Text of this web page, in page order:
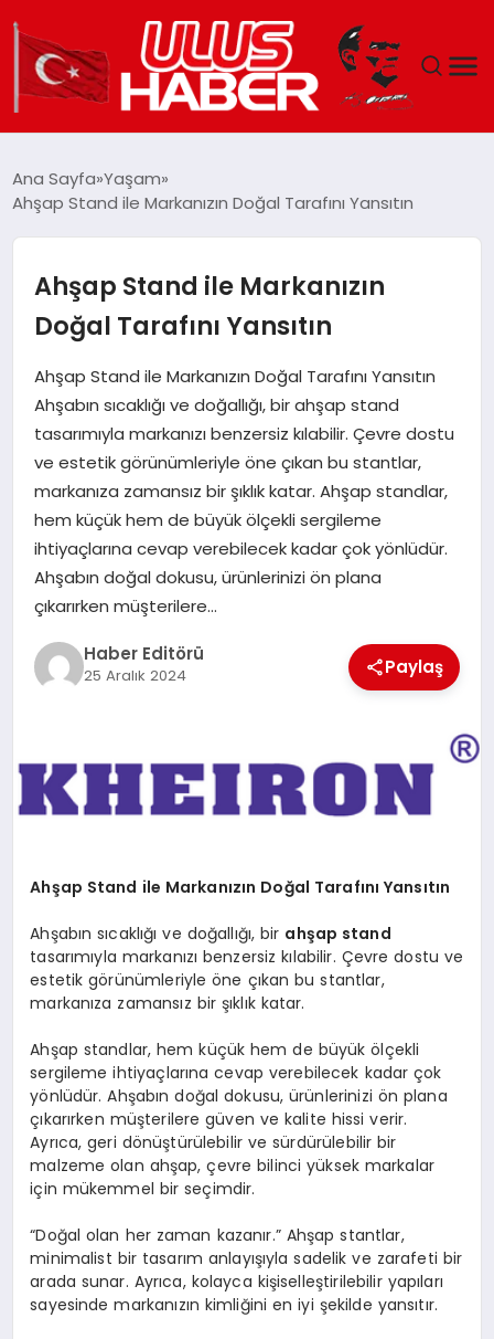
DÜNYA
EKONOMI
SIYASET
TEKNOLOJI
SPOR
YAŞAM
Ana Sayfa Yaşam
Ahşap Stand ile Markanızın Doğal Tarafını Yansıtın
Ahşap Stand ile Markanızın
Doğal Tarafını Yansıtın
Ahşap Stand ile Markanızın Doğal Tarafını Yansıtın
Ahşabın sıcaklığı ve doğallığı, bir ahşap stand
tasarımıyla markanızı benzersiz kılabilir. Çevre dostu
ve estetik görünümleriyle öne çıkan bu stantlar,
markanıza zamansız bir şıklık katar. Ahşap standlar,
hem küçük hem de büyük ölçekli sergileme
ihtiyaçlarına cevap verebilecek kadar çok yönlüdür.
Ahşabın doğal dokusu, ürünlerinizi ön plana
çıkarırken müşterilere…
Haber Editörü
25 Aralık 2024 Paylaş
Ahşap Stand ile Markanızın Doğal Tarafını Yansıtın
Ahşabın sıcaklığı ve doğallığı, bir ahşap stand
tasarımıyla markanızı benzersiz kılabilir. Çevre dostu ve
estetik görünümleriyle öne çıkan bu stantlar,
markanıza zamansız bir şıklık katar.
Ahşap standlar, hem küçük hem de büyük ölçekli
sergileme ihtiyaçlarına cevap verebilecek kadar çok
yönlüdür. Ahşabın doğal dokusu, ürünlerinizi ön plana
çıkarırken müşterilere güven ve kalite hissi verir.
Ayrıca, geri dönüştürülebilir ve sürdürülebilir bir
malzeme olan ahşap, çevre bilinci yüksek markalar
için mükemmel bir seçimdir.
“Doğal olan her zaman kazanır.” Ahşap stantlar,
minimalist bir tasarım anlayışıyla sadelik ve zarafeti bir
arada sunar. Ayrıca, kolayca kişiselleştirilebilir yapıları
sayesinde markanızın kimliğini en iyi şekilde yansıtır.